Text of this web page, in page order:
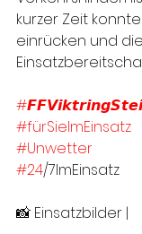
kurzer Zeit
einrücken und die
#fürSieImEinsatz
#Unwetter
#24/7ImEinsatz
📸 Einsatzbilder |